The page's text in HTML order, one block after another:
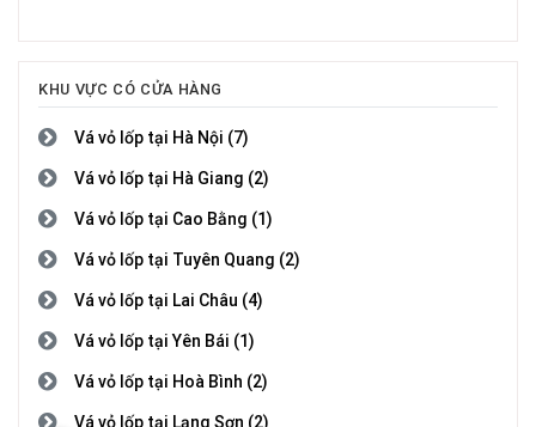
KHU VỰC CÓ CỬA HÀNG
Vá vỏ lốp tại Hà Nội (7)
Vá vỏ lốp tại Hà Giang (2)
Vá vỏ lốp tại Cao Bằng (1)
Vá vỏ lốp tại Tuyên Quang (2)
Vá vỏ lốp tại Lai Châu (4)
Vá vỏ lốp tại Yên Bái (1)
Vá vỏ lốp tại Hoà Bình (2)
Vá vỏ lốp tại Lạng Sơn (2)